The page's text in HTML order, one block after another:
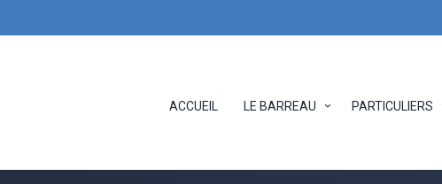
ACCUEIL LE BARREAU PARTICULIERS